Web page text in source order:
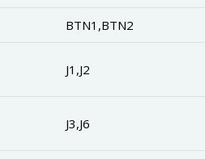
BTN1,BTN2
J1,J2
J3,J6